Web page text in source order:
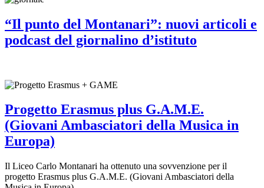
“Il punto del Montanari”: nuovi articoli e
podcast del giornalino d’istituto
Progetto Erasmus plus G.A.M.E.
(Giovani Ambasciatori della Musica in
Europa)
Il Liceo Carlo Montanari ha ottenuto una sovvenzione per il
progetto Erasmus plus G.A.M.E. (Giovani Ambasciatori della